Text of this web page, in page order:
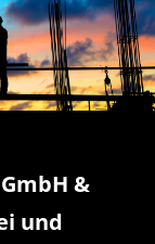
&
und